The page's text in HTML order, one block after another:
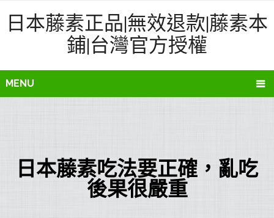
日本藤素正品|無效退款|藤素本
鋪|台灣官方授權
MENU
日本藤素吃法要正確，亂吃
後果很嚴重